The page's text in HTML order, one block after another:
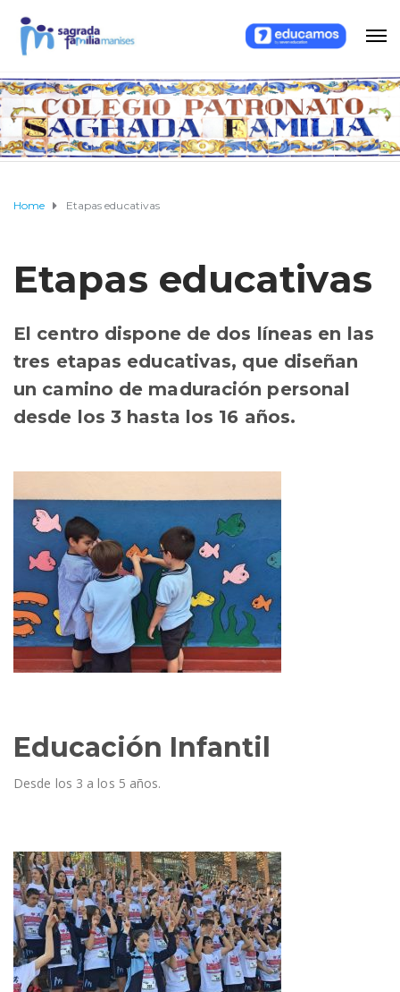
Home Etapas educativas
Etapas educativas
El centro dispone de dos líneas en las
tres etapas educativas, que diseñan
un camino de maduración personal
desde los 3 hasta los 16 años.
Educación Infantil
Desde los 3 a los 5 años.